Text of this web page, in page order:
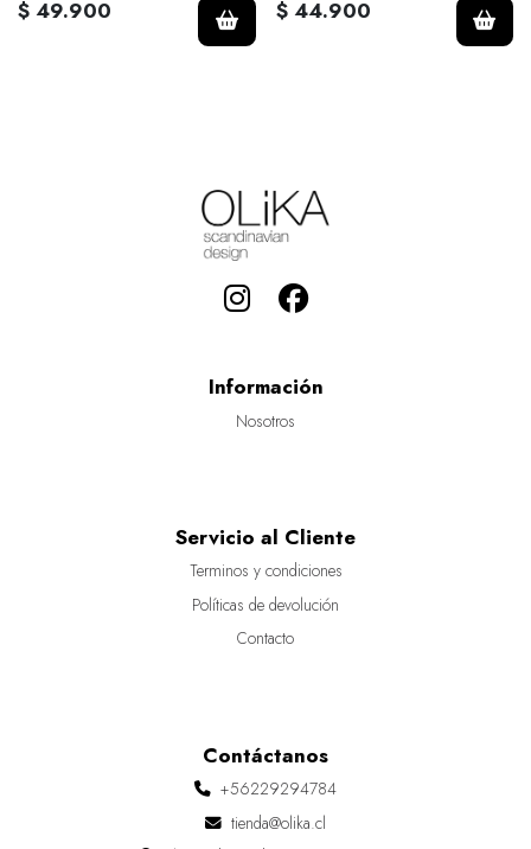
$ 49.900
$ 44.900
Información
Nosotros
Servicio al Cliente
Terminos y condiciones
Políticas de devolución
Contacto
Contáctanos
+56229294784
tienda@olika.cl